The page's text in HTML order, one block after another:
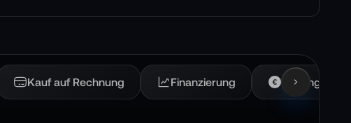
Kauf auf Rechnung Finanzierung Leasing